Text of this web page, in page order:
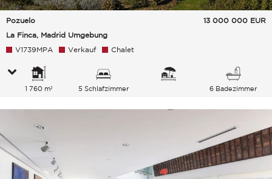
Pozuelo
La Finca, Madrid Umgebung
13 000 000 EUR
V1739MPA Verkauf Chalet
1 760 m² 5 Schlafzimmer 6 Badezimmer